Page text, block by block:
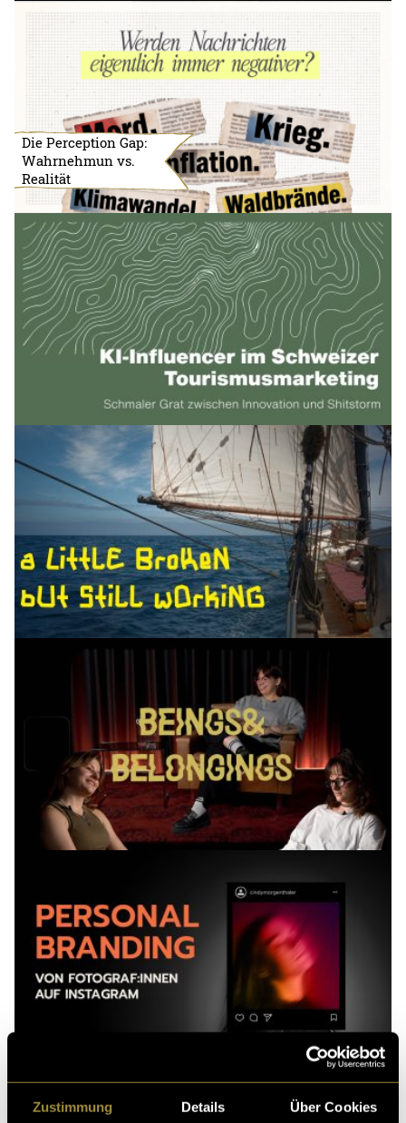
Zustimmung Details Über Cookies
Die Perception Gap:
Wahrnehmun vs.
Realität